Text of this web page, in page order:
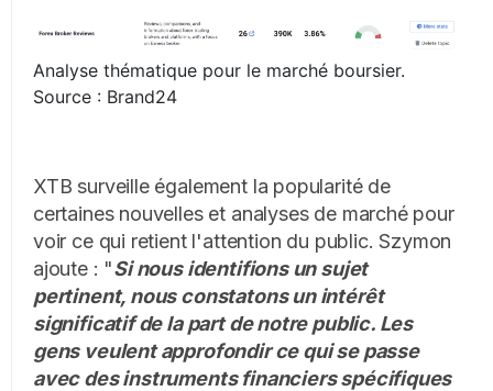
Analyse thématique pour le marché boursier.
Source : Brand24
XTB surveille également la popularité de
certaines nouvelles et analyses de marché pour
voir ce qui retient l'attention du public. Szymon
ajoute : "Si nous identifions un sujet
pertinent, nous constatons un intérêt
significatif de la part de notre public. Les
gens veulent approfondir ce qui se passe
avec des instruments financiers spécifiques